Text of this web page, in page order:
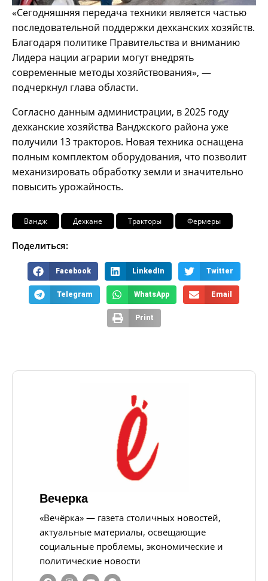
«Сегодняшняя передача техники является частью
последовательной поддержки дехканских хозяйств.
Благодаря политике Правительства и вниманию
Лидера нации аграрии могут внедрять
современные методы хозяйствования», —
подчеркнул глава области.
Согласно данным администрации, в 2025 году
дехканские хозяйства Ванджского района уже
получили 13 тракторов. Новая техника оснащена
полным комплектом оборудования, что позволит
механизировать обработку земли и значительно
повысить урожайность.
Вандж Дехкане Тракторы Фермеры
Поделиться:
Facebook LinkedIn Twitter
Telegram WhatsApp Email
Print
Вечерка
«Вечёрка» — газета столичных новостей,
актуальные материалы, освещающие
социальные проблемы, экономические и
политические новости